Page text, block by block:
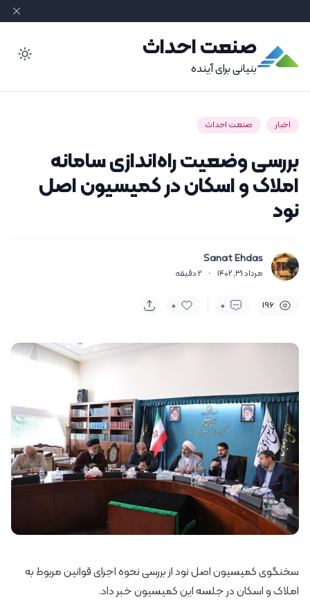
صنعت احداث
بنیانی برای آینده
اخبار صنعت احداث
بررسی وضعیت راه‌اندازی سامانه
املاک و اسکان در کمیسیون اصل
نود
Sanat Ehdas
مرداد 31, 1402 ·
2دقیقه
196
0
0
سخنگوی کمیسیون اصل نود از بررسی نحوه اجرای قوانین مربوط به
املاک و اسکان در جلسه این کمیسیون خبر داد.